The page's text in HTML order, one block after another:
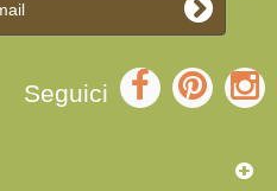
Seguici